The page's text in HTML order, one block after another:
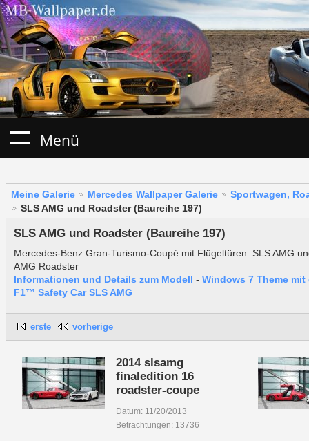
Menü
Meine Galerie Mercedes Wallpaper Galerie
Sportwagen,
SLS AMG und Roadster (Baureihe 197)
SLS AMG und Roadster (Baureihe 197)
Mercedes-Benz Gran-Turismo-Coupé mit Flügeltüren: SLS AMG
AMG Roadster
Informationen und Details zum Modell - Windows 7 Theme mit
F1™ Safety Car SLS AMG
erste vorherige
2014 slsamg
finaledition 16
roadster-coupe
Datum: 11/20/2013
Betrachtungen: 13736